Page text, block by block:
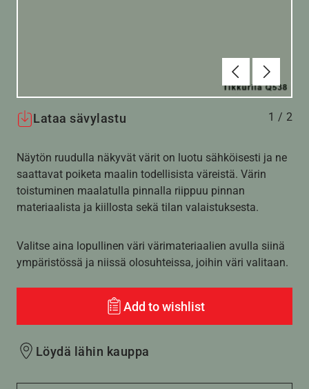
Edellinen
Lataa sävylastu 1 / 2
Näytön ruudulla näkyvät värit on luotu sähköisesti ja ne
saattavat poiketa maalin todellisista väreistä. Värin
toistuminen maalatulla pinnalla riippuu pinnan
materiaalista ja kiillosta sekä tilan valaistuksesta.
Valitse aina lopullinen väri värimateriaalien avulla siinä
ympäristössä ja niissä olosuhteissa, joihin väri valitaan.
Add to wishlist
Löydä lähin kauppa